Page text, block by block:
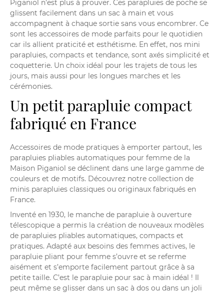
Piganiol n’est plus à prouver. Ces parapluies de poche se
glissent facilement dans un sac à main et vous
accompagnent à chaque sortie sans vous encombrer. Ce
sont les accessoires de mode parfaits pour le quotidien
car ils allient praticité et esthétisme. En effet, nos mini
parapluies, compacts et tendance, sont axés simplicité et
coquetterie. Un choix idéal pour les trajets de tous les
jours, mais aussi pour les longues marches et les
cérémonies.
Un petit parapluie compact
fabriqué en France
Accessoires de mode pratiques à emporter partout, les
parapluies pliables automatiques pour femme de la
Maison Piganiol se déclinent dans une large gamme de
couleurs et de motifs. Découvrez notre collection de
minis parapluies classiques ou originaux fabriqués en
France.
Inventé en 1930, le manche de parapluie à ouverture
télescopique a permis la création de nouveaux modèles
de parapluies pliables automatiques, compacts et
pratiques. Adapté aux besoins des femmes actives, le
parapluie pliant pour femme s’ouvre et se referme
aisément et s’emporte facilement partout grâce à sa
petite taille. C’est le parapluie pour sac à main idéal ! Il
peut même se glisser dans un sac à dos ou dans un joli